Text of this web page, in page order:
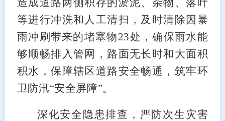
等进行冲洗和人工清扫，及时清除因暴
雨冲刷带来的堵塞物23处，确保雨水能
够顺畅排入管网，路面无长时和大面积
积水，保障辖区道路安全畅通，筑牢环
卫防汛“安全屏障”。
深化安全隐患排查，严防次生灾害